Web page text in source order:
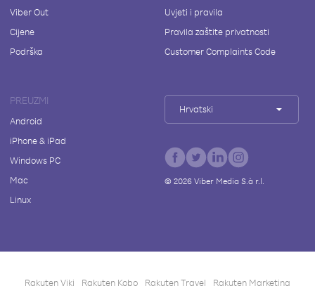
Viber Out
Cijene
Podrška
Uvjeti i pravila
Pravila zaštite privatnosti
Customer Complaints Code
PREUZMI
Android
iPhone & iPad
Windows PC
Mac
Linux
Hrvatski
© 2026Viber Media S.à r.l.
Rakuten Viki Rakuten Kobo Rakuten Travel Rakuten Marketing